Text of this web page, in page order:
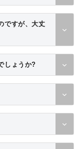
ですが、大丈
しょうか?